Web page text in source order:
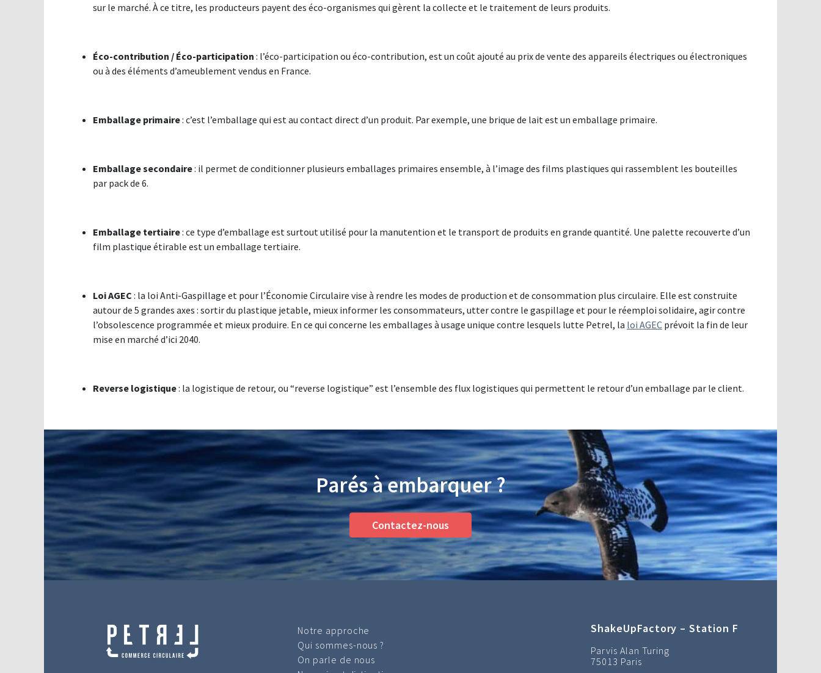
sur le marché. À ce titre, les producteurs payent des éco-organismes qui gèrent la collecte et le traitement de leurs produits.
Éco-contribution / Éco-participation : l’éco-participation ou éco-contribution, est un coût ajouté au prix de vente des appareils électriques ou électroniques
ou à des éléments d’ameublement vendus en France.
Emballage primaire: c’est l’emballage qui est au contact direct d’un produit. Par exemple, une brique de lait est un emballage primaire.
Emballage secondaire: il permet de conditionner plusieurs emballages primaires ensemble, à l’image des films plastiques qui rassemblent les bouteilles
par pack de 6.
Emballage tertiaire: ce type d’emballage est surtout utilisé pour la manutention et le transport de produits en grande quantité. Une palette recouverte d’un
film plastique étirable est un emballage tertiaire.
Loi AGEC : la loi Anti-Gaspillage et pour l’Économie Circulaire vise à rendre les modes de production et de consommation plus circulaire. Elle est construite
autour de 5 grandes axes : sortir du plastique jetable, mieux informer les consommateurs, utter contre le gaspillage et pour le réemploi solidaire, agir contre
l’obsolescence programmée et mieux produire. En ce qui concerne les emballages à usage unique contre lesquels lutte Petrel, la loi AGEC prévoit la fin de leur
mise en marché d’ici 2040.
Reverse logistique: la logistique de retour, ou “reverse logistique” est l’ensemble des flux logistiques qui permettent le retour d’un emballage par le client.
Parés à embarquer ?
Contactez-nous
Notre approche
Qui sommes-nous ?
On parle de nous
ShakeUpFactory – Station F
Parvis Alan Turing
75013 Paris